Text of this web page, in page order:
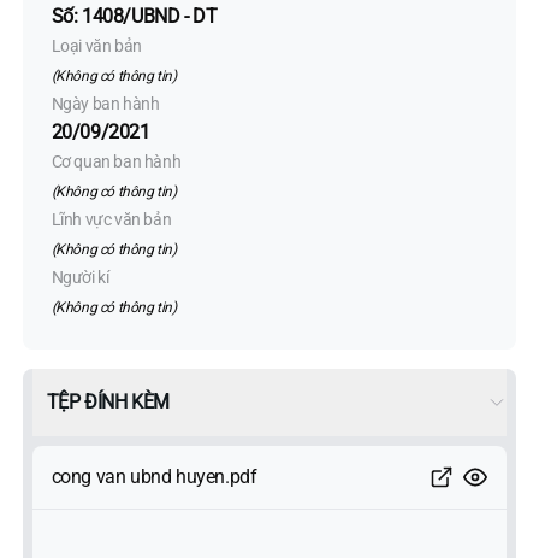
Số: 1408/UBND - DT
Loại văn bản
(Không có thông tin)
Ngày ban hành
20/09/2021
Cơ quan ban hành
(Không có thông tin)
Lĩnh vực văn bản
(Không có thông tin)
Người kí
(Không có thông tin)
TỆP ĐÍNH KÈM
cong van ubnd huyen.pdf